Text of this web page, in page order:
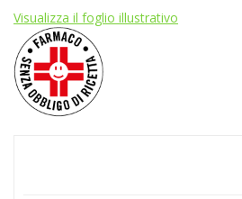
Visualizza il foglio illustrativo